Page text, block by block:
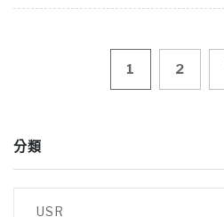
導
覽
1 2
分類
USR